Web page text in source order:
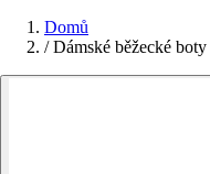
Domů
/ Dámské běžecké